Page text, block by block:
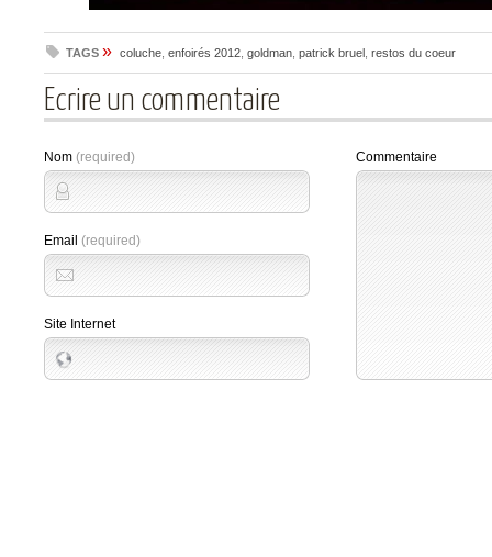
TAGS » coluche enfoirés 2012 goldman patrick bruel restos du coeur
Ecrire un commentaire
Nom (required)
Email (required)
Site Internet
Commentaire